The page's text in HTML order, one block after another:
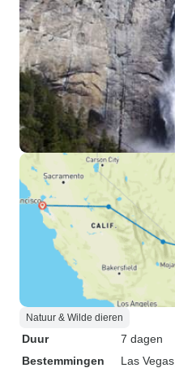
Natuur & Wilde dieren
Duur
7 dagen
Bestemmingen
Las Vegas